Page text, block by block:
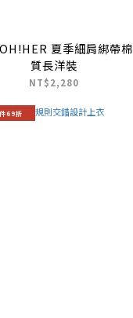
夏季細肩綁帶棉
質長洋裝
NT$2,280
69折